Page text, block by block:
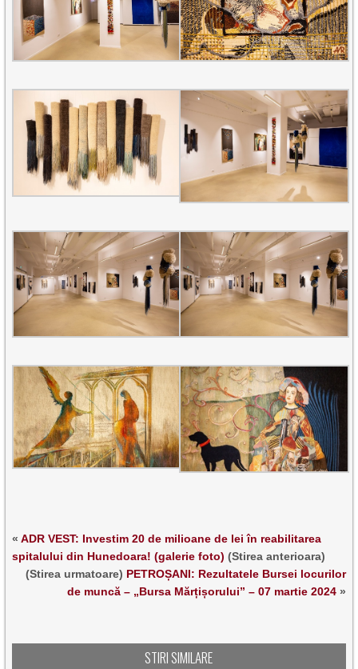
«ADR VEST: Investim 20 de milioane de lei în reabilitarea
spitalului din Hunedoara! (galerie foto) (Stirea anterioara)
(Stirea urmatoare) PETROȘANI: Rezultatele Bursei locurilor
de muncă – „Bursa Mărțișorului” – 07 martie 2024»
STIRI SIMILARE